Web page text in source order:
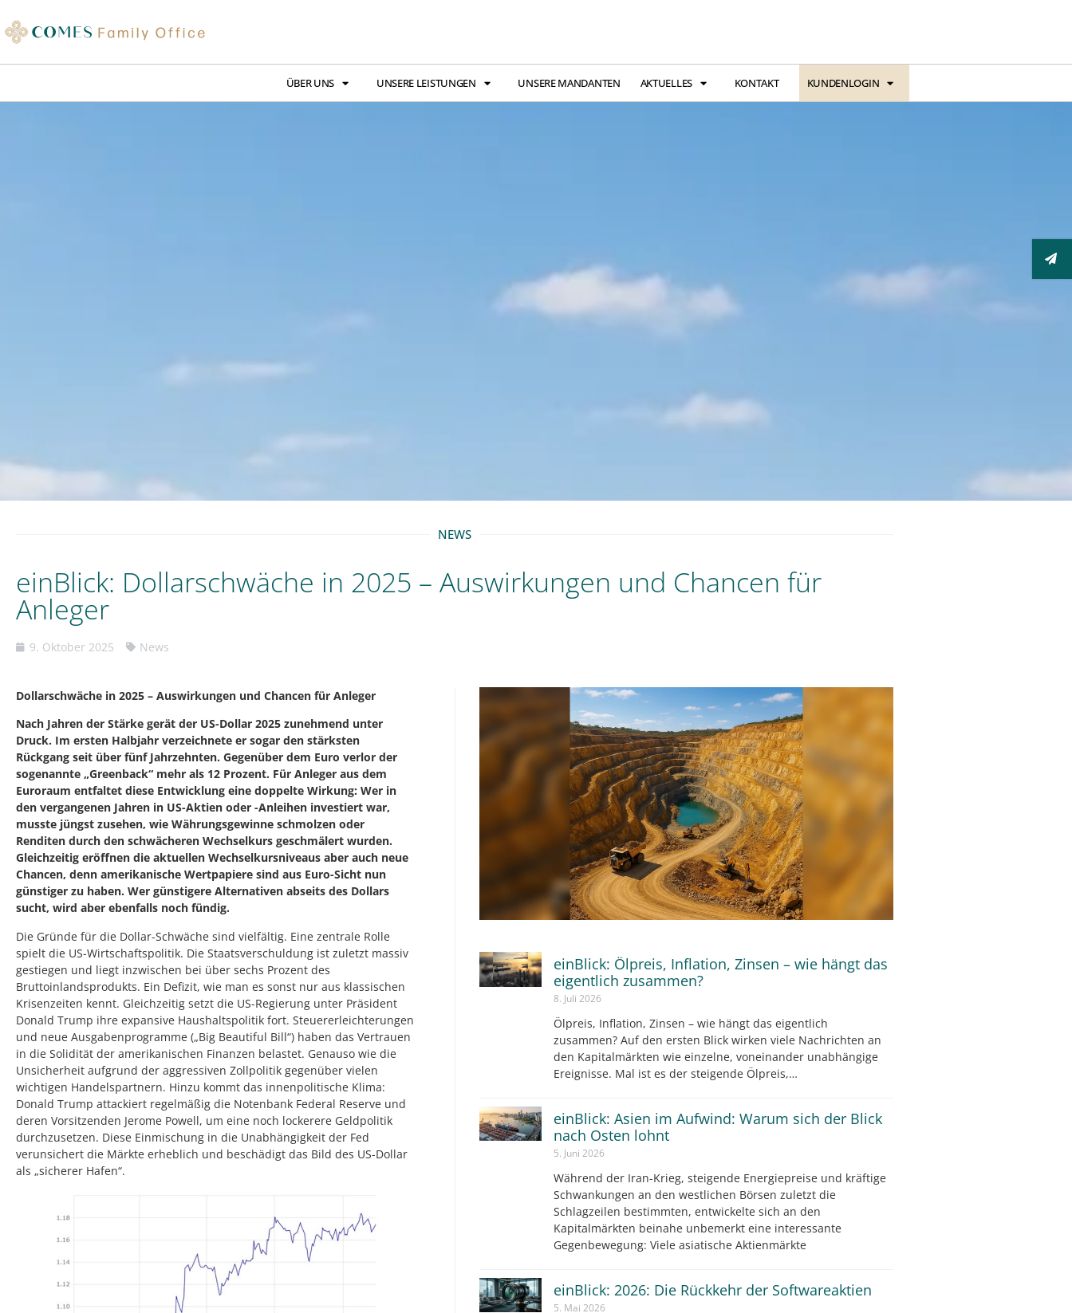
ÜBER UNS UNSERE LEISTUNGEN UNSERE MANDANTEN AKTUELLES KONTAKT KUNDENLOGIN
NEWS
einBlick: Dollarschwäche in 2025 – Auswirkungen und Chancen für
Anleger
9. Oktober 2025 News
Dollarschwäche in 2025 – Auswirkungen und Chancen für Anleger
Nach Jahren der Stärke gerät der US-Dollar 2025 zunehmend unter
Druck. Im ersten Halbjahr verzeichnete er sogar den stärksten
Rückgang seit über fünf Jahrzehnten. Gegenüber dem Euro verlor der
sogenannte „Greenback“ mehr als 12 Prozent. Für Anleger aus dem
Euroraum entfaltet diese Entwicklung eine doppelte Wirkung: Wer in
den vergangenen Jahren in US-Aktien oder -Anleihen investiert war,
musste jüngst zusehen, wie Währungsgewinne schmolzen oder
Renditen durch den schwächeren Wechselkurs geschmälert wurden.
Gleichzeitig eröffnen die aktuellen Wechselkursniveaus aber auch neue
Chancen, denn amerikanische Wertpapiere sind aus Euro-Sicht nun
günstiger zu haben. Wer günstigere Alternativen abseits des Dollars
sucht, wird aber ebenfalls noch fündig.
Die Gründe für die Dollar-Schwäche sind vielfältig. Eine zentrale Rolle
spielt die US-Wirtschaftspolitik. Die Staatsverschuldung ist zuletzt massiv
gestiegen und liegt inzwischen bei über sechs Prozent des
Bruttoinlandsprodukts. Ein Defizit, wie man es sonst nur aus klassischen
Krisenzeiten kennt. Gleichzeitig setzt die US-Regierung unter Präsident
Donald Trump ihre expansive Haushaltspolitik fort. Steuererleichterungen
und neue Ausgabenprogramme („Big Beautiful Bill“) haben das Vertrauen
in die Solidität der amerikanischen Finanzen belastet. Genauso wie die
Unsicherheit aufgrund der aggressiven Zollpolitik gegenüber vielen
wichtigen Handelspartnern. Hinzu kommt das innenpolitische Klima:
Donald Trump attackiert regelmäßig die Notenbank Federal Reserve und
deren Vorsitzenden Jerome Powell, um eine noch lockerere Geldpolitik
durchzusetzen. Diese Einmischung in die Unabhängigkeit der Fed
verunsichert die Märkte erheblich und beschädigt das Bild des US-Dollar
als „sicherer Hafen“.
einBlick: Ölpreis, Inflation, Zinsen – wie hängt das
eigentlich zusammen?
8. Juli 2026
Ölpreis, Inflation, Zinsen – wie hängt das eigentlich
zusammen? Auf den ersten Blick wirken viele Nachrichten an
den Kapitalmärkten wie einzelne, voneinander unabhängige
Ereignisse. Mal ist es der steigende Ölpreis,…
einBlick: Asien im Aufwind: Warum sich der Blick
nach Osten lohnt
5. Juni 2026
Während der Iran-Krieg, steigende Energiepreise und kräftige
Schwankungen an den westlichen Börsen zuletzt die
Schlagzeilen bestimmten, entwickelte sich an den
Kapitalmärkten beinahe unbemerkt eine interessante
Gegenbewegung: Viele asiatische Aktienmärkte
einBlick: 2026: Die Rückkehr der Softwareaktien
5. Mai 2026